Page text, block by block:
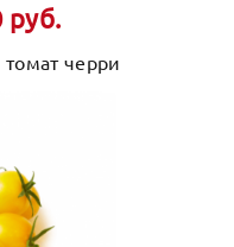
руб.
черри